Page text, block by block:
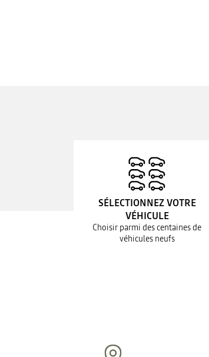
SÉLECTIONNEZ VOTRE
VÉHICULE
Choisir parmi des centaines de
véhicules neufs